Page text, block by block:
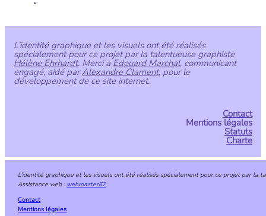
L’identité graphique et les visuels ont été réalisés
spécialement pour ce projet par la talentueuse graphiste
Hélène Ehrhardt. Merci àEdouard Marchal, communicant
engagé, aidé parAlexandre Clament, pour le
développement de ce site internet.
Contact
Mentions légales
Statuts
Charte
L’identité graphique et les visuels ont été réalisés spécialement pour ce projet par la
Assistance web : webmaster67
Contact
Mentions légales